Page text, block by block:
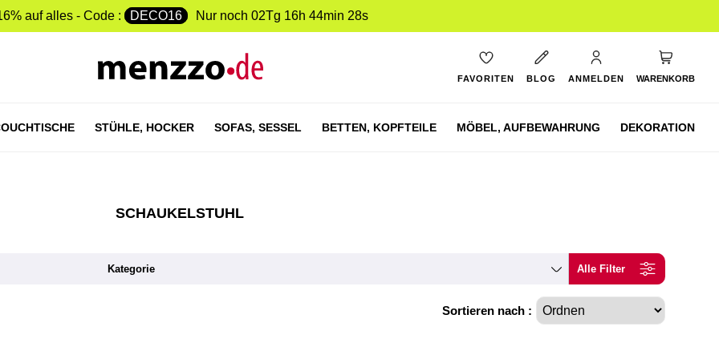
auf alles - Code : DECO16 Nur noch 02Tg 16h 44min 28s
FAVORITEN BLOG ANMELDEN WARENKORB
STÜHLE, HOCKER SOFAS, SESSEL BETTEN, KOPFTEILE MÖBEL, AUFBEWAHRUNG DEKORATION
SCHAUKELSTUHL
Kategorie Alle Filter
Sortieren nach :